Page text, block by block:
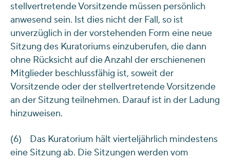
stellvertretende Vorsitzende müssen persönlich
anwesend sein. Ist dies nicht der Fall, so ist
unverzüglich in der vorstehenden Form eine neue
Sitzung des Kuratoriums einzuberufen, die dann
ohne Rücksicht auf die Anzahl der erschienenen
Mitglieder beschlussfähig ist, soweit der
Vorsitzende oder der stellvertretende Vorsitzende
an der Sitzung teilnehmen. Darauf ist in der Ladung
hinzuweisen.
(6) Das Kuratorium hält vierteljährlich mindestens
eine Sitzung ab. Die Sitzungen werden vom